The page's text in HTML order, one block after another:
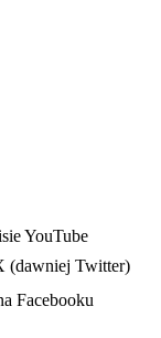
YouTube
(dawniej Twitter)
Facebooku